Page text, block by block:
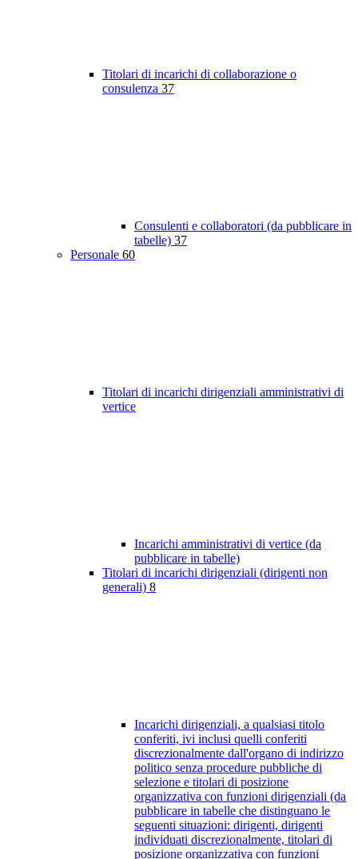
Titolari di incarichi di collaborazione o
consulenza 37
Consulenti e collaboratori (da pubblicare in
tabelle) 37
Personale 60
Titolari di incarichi dirigenziali amministrativi di
vertice
Incarichi amministrativi di vertice (da
pubblicare in tabelle)
Titolari di incarichi dirigenziali (dirigenti non
generali) 8
Incarichi dirigenziali, a qualsiasi titolo
conferiti, ivi inclusi quelli conferiti
discrezionalmente dall'organo di indirizzo
politico senza procedure pubbliche di
selezione e titolari di posizione
organizzativa con funzioni dirigenziali (da
pubblicare in tabelle che distinguano le
seguenti situazioni: dirigenti, dirigenti
individuati discrezionalmente, titolari di
posizione organizzativa con funzioni